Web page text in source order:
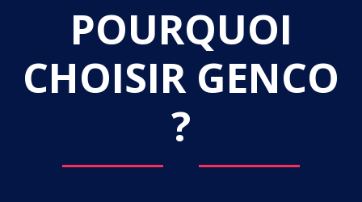
POURQUOI
CHOISIR GENCO
?